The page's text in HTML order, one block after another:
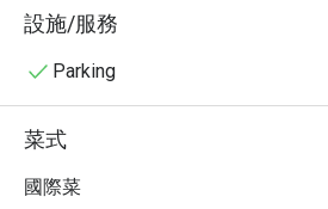
闔家光臨，皆能在此找到愜意的用餐
・憑藉 4.4 的高分評價與眾多好評，
Bar 以其精緻的泰式料理，如濃郁的
的特色菜餚，以及令人垂涎的各式
同時提供豐富的酒精飲品，包括精
雞尾酒，為您的用餐體驗增添畫龍點
設施/服務
Parking
菜式
國際菜